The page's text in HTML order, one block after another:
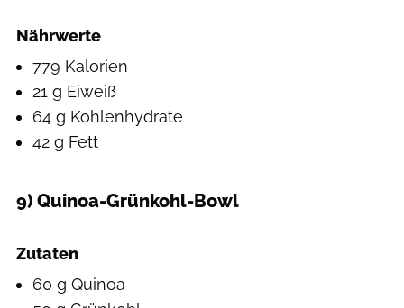
Nährwerte
779 Kalorien
21 g Eiweiß
64 g Kohlenhydrate
42 g Fett
9) Quinoa-Grünkohl-Bowl
Zutaten
60 g Quinoa